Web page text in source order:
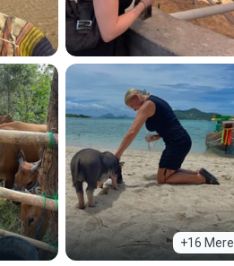
+16 Mere